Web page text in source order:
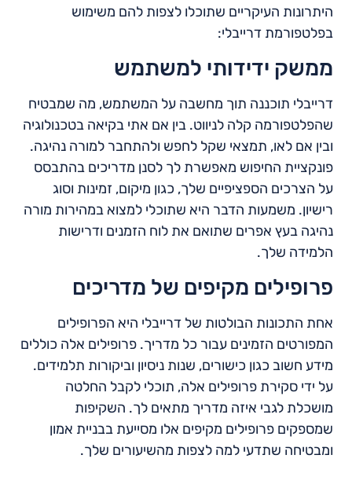
היתרונות העיקריים שתוכלו לצפות להם משימוש
בפלטפורמת דרייבלי:
ממשק ידידותי למשתמש
דרייבלי תוכננה תוך מחשבה על המשתמש, מה שמבטיח
שהפלטפורמה קלה לניווט. בין אם אתי בקיאה בטכנולוגיה
ובין אם לאו, תמצאי שקל לחפש ולהתחבר למורה נהיגה.
פונקציית החיפוש מאפשרת לך לסנן מדריכים בהתבסס
על הצרכים הספציפיים שלך, כגון מיקום, זמינות וסוג
רישיון. משמעות הדבר היא שתוכלי למצוא במהירות מורה
נהיגה בעץ אפרים שתואם את לוח הזמנים ודרישות
הלמידה שלך.
פרופילים מקיפים של מדריכים
אחת התכונות הבולטות של דרייבלי היא הפרופילים
המפורטים הזמינים עבור כל מדריך. פרופילים אלה כוללים
מידע חשוב כגון כישורים, שנות ניסיון וביקורות תלמידים.
על ידי סקירת פרופילים אלה, תוכלי לקבל החלטה
מושכלת לגבי איזה מדריך מתאים לך. השקיפות
שמספקים פרופילים מקיפים אלו מסייעת בבניית אמון
ומבטיחה שתדעי למה לצפות מהשיעורים שלך.